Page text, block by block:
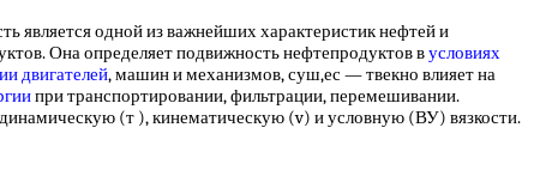
одной из важнейших характеристик нефтей и
Она определяет подвижность нефтепродуктов вусловиях
двигателей, машин и механизмов, суш,ес — твекно влияет на
при транспортировании, фильтрации, перемешивании.
(т ), кинематическую (v) и условную (ВУ) вязкости.